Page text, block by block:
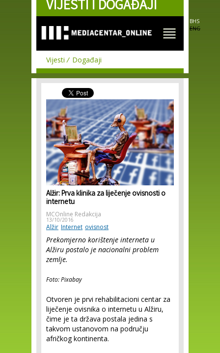
Skip to
main
VIJESTI I DOGAĐAJI
BHS
ENG
Vijesti Događaji
Alžir: Prva klinika za liječenje ovisnosti o
internetu
MCOnline Redakcija
13/10/2016
Alžir Internet ovisnost
Prekomjerno korištenje interneta u
Alžiru postalo je nacionalni problem
zemlje.
Foto: Pixabay
Otvoren je prvi rehabilitacioni centar za
liječenje ovisnika o internetu u Alžiru,
čime je ta država postala jedina s
takvom ustanovom na području
afričkog kontinenta.